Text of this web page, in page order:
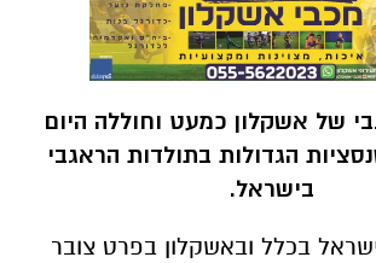
של אשקלון כמעט וחוללה היום
הגדולות בתולדות הראגבי
בישראל.
בכלל ובאשקלון בפרט צובר